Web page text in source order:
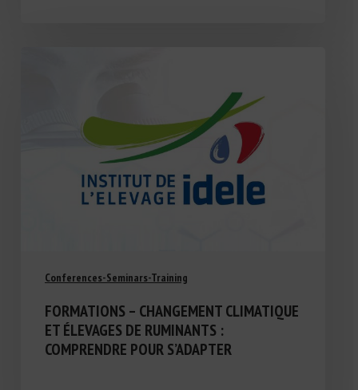
Conferences-Seminars-Training
FORMATIONS – CHANGEMENT CLIMATIQUE
ET ÉLEVAGES DE RUMINANTS :
COMPRENDRE POUR S’ADAPTER